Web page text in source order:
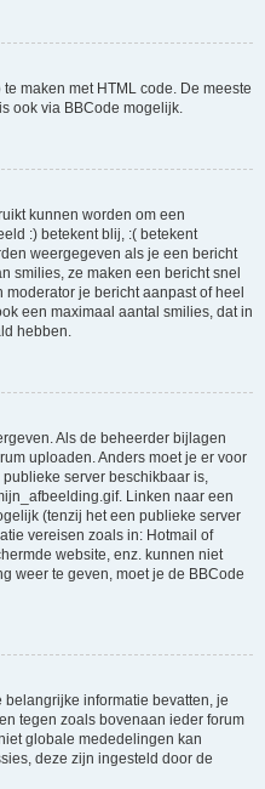
maken met HTML code. De meeste
ook via BBCode mogelijk.
kunnen worden om een
:) betekent blij, :( betekent
weergegeven als je een bericht
smilies, ze maken een bericht snel
je bericht aanpast of heel
een maximaal aantal smilies, dat in
hebben.
Als de beheerder bijlagen
uploaden. Anders moet je er voor
server beschikbaar is,
Linken naar een
(tenzij het een publieke server
vereisen zoals in: Hotmail of
website, enz. kunnen niet
weer te geven, moet je de BBCode
informatie bevatten, je
tegen zoals bovenaan ieder forum
globale mededelingen kan
deze zijn ingesteld door de